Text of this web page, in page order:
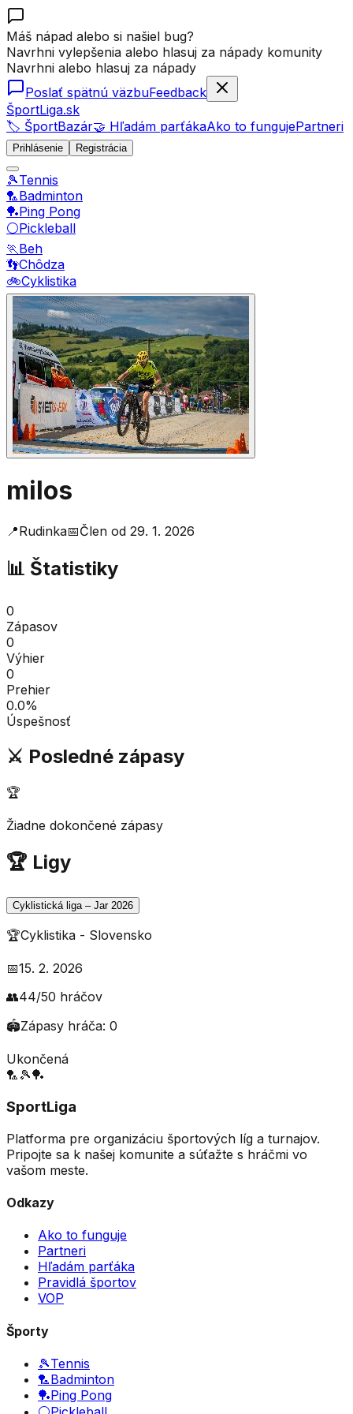
Máš nápad alebo si našiel bug?
Navrhni vylepšenia alebo hlasuj za nápady komunity
Navrhni alebo hlasuj za nápady
Poslať spätnú väzbuFeedback
ŠportLiga.sk
🏷️ ŠportBazár🤝 Hľadám parťákaAko to fungujePartneri
Prihlásenie Registrácia
🎾Tennis
🏸Badminton
🏓Ping Pong
⚪Pickleball
🏃Beh
👣Chôdza
🚲Cyklistika
milos
📍Rudinka📅Člen od 29. 1. 2026
📊 Štatistiky
0
Zápasov
0
Výhier
0
Prehier
0.0%
Úspešnosť
⚔️ Posledné zápasy
🏆
Žiadne dokončené zápasy
🏆 Ligy
Cyklistická liga – Jar 2026
🏆Cyklistika - Slovensko
📅15. 2. 2026
👥44/50 hráčov
🏟️Zápasy hráča: 0
Ukončená
🏸 🎾🏓
SportLiga
Platforma pre organizáciu športových líg a turnajov.
Pripojte sa k našej komunite a súťažte s hráčmi vo
vašom meste.
Odkazy
Ako to funguje
Partneri
Hľadám parťáka
Pravidlá športov
VOP
Športy
🎾Tennis
🏸Badminton
🏓Ping Pong